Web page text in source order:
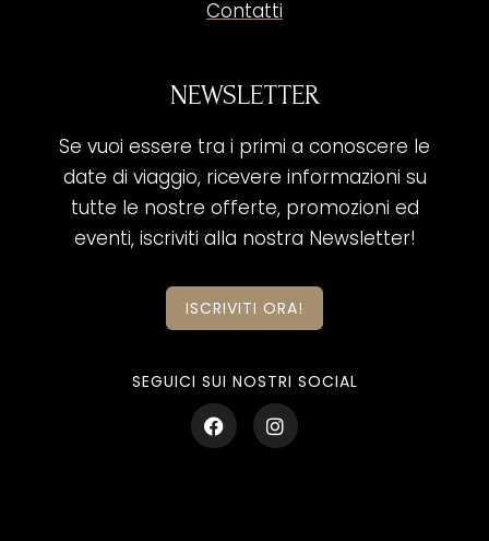
Contatti
NEWSLETTER
Se vuoi essere tra i primi a conoscere le
date di viaggio, ricevere informazioni su
tutte le nostre offerte, promozioni ed
eventi, iscriviti alla nostra Newsletter!
ISCRIVITI ORA!
SEGUICI SUI NOSTRI SOCIAL